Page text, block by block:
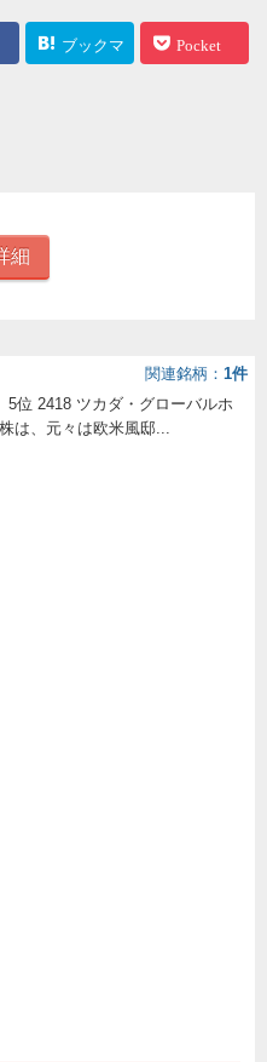
ブックマ Pocket
細
関連銘柄
1件
2418 ツカダ・グローバルホ
、元々は欧米風邸...